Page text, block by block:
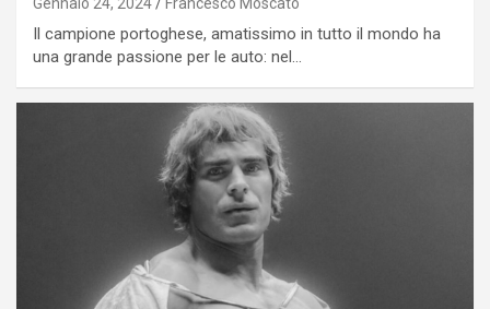
Il campione portoghese, amatissimo in tutto il mondo ha
una grande passione per le auto: nel…